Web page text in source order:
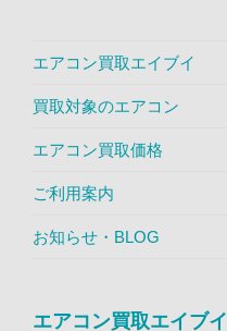
エアコン買取エイブイ
買取対象のエアコン
エアコン買取価格
ご利用案内
お知らせ・BLOG
エアコン買取エイブイ